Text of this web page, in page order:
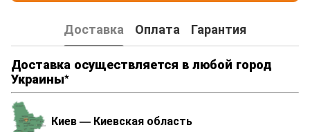
Доставка Оплата
Гарантия
Доставка осуществляется в любой город
Украины*
Киев — Киевская область